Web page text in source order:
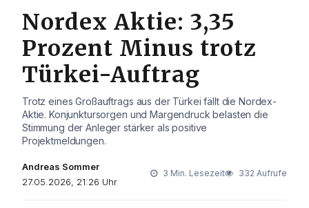
Nordex Aktie: 3,35
Prozent Minus trotz
Türkei-Auftrag
Trotz eines Großauftrags aus der Türkei fällt die Nordex-
Aktie. Konjunktursorgen und Margendruck belasten die
Stimmung der Anleger stärker als positive
Projektmeldungen.
Andreas Sommer
27.05.2026, 21:26 Uhr
3 Min. Lesezeit 332 Aufrufe